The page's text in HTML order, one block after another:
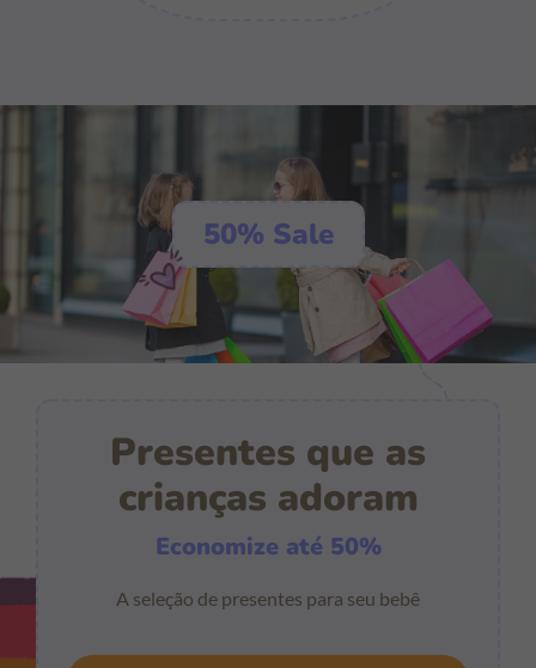
50% Sale
Presentes que as
crianças adoram
Economize até 50%
A seleção de presentes para seu bebê